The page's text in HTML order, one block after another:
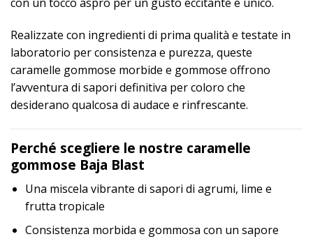
Realizzate con ingredienti di prima qualità e testate in
laboratorio per consistenza e purezza, queste
caramelle gommose morbide e gommose offrono
l’avventura di sapori definitiva per coloro che
desiderano qualcosa di audace e rinfrescante.
Perché scegliere le nostre caramelle
gommose Baja Blast
Una miscela vibrante di sapori di agrumi, lime e
frutta tropicale
Consistenza morbida e gommosa con un sapore